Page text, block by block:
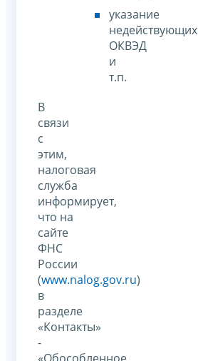
указание
недействующих
ОКВЭД
и
т.п.
В
связи
с
этим,
налоговая
служба
информирует,
что на
сайте
ФНС
России
(www.nalog.gov.ru)
в
разделе
«Контакты»
-
«Обособленное